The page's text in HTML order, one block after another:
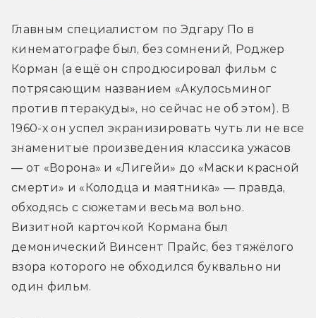
Главным специалистом по Эдгару По в
кинематографе был, без сомнений, Роджер
Корман (а ещё он спродюсировал фильм с
потрясающим названием «Акулосьминог
против птеракуды», но сейчас не об этом). В
1960-х он успел экранизировать чуть ли не все
знаменитые произведения классика ужасов
— от «Ворона» и «Лигейи» до «Маски красной
смерти» и «Колодца и маятника» — правда,
обходясь с сюжетами весьма вольно.
Визитной карточкой Кормана был
демонический Винсент Прайс, без тяжёлого
взора которого не обходился буквально ни
один фильм.